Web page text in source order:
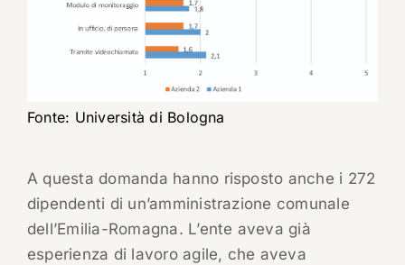
Fonte: Università di Bologna
A questa domanda hanno risposto anche i 272
dipendenti di un’amministrazione comunale
dell’Emilia-Romagna. L’ente aveva già
esperienza di lavoro agile, che aveva